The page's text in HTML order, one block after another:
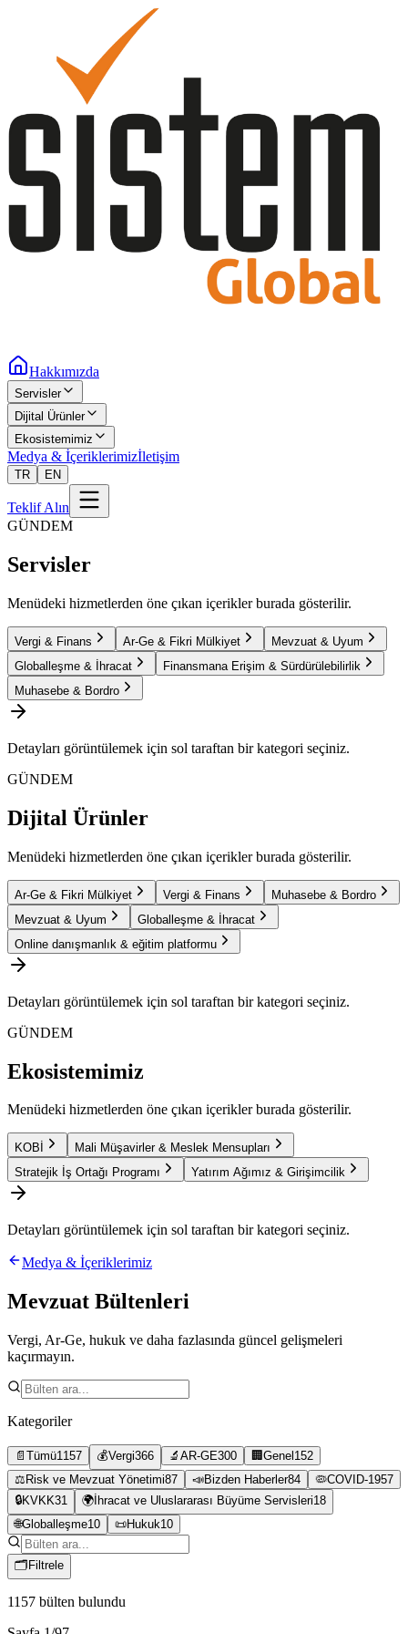
Hakkımızda
Servisler
Dijital Ürünler
Ekosistemimiz
Medya & İçeriklerimizİletişim
TR EN
Teklif Alın
GÜNDEM
Servisler
Menüdeki hizmetlerden öne çıkan içerikler burada gösterilir.
Vergi & Finans Ar-Ge & Fikri Mülkiyet
Mevzuat & Uyum
Globalleşme & İhracat
Finansmana Erişim & Sürdürülebilirlik
Muhasebe & Bordro
Detayları görüntülemek için sol taraftan bir kategori seçiniz.
GÜNDEM
Dijital Ürünler
Menüdeki hizmetlerden öne çıkan içerikler burada gösterilir.
Ar-Ge & Fikri Mülkiyet Vergi & Finans
Muhasebe & Bordro
Mevzuat & Uyum
Globalleşme & İhracat
Online danışmanlık & eğitim platformu
Detayları görüntülemek için sol taraftan bir kategori seçiniz.
GÜNDEM
Ekosistemimiz
Menüdeki hizmetlerden öne çıkan içerikler burada gösterilir.
KOBİ
Mali Müşavirler & Meslek Mensupları
Stratejik İş Ortağı Programı
Yatırım Ağımız & Girişimcilik
Detayları görüntülemek için sol taraftan bir kategori seçiniz.
Medya & İçeriklerimiz
Mevzuat Bültenleri
Vergi, Ar-Ge, hukuk ve daha fazlasında güncel gelişmeleri
kaçırmayın.
Kategoriler
📄 Tümü1157 💰Vergi366 🔬 AR-GE300 🏢 Genel 152
⚖️ Risk ve Mevzuat Yönetimi87 📣Bizden Haberler84 🦠COVID-1957
🔒KVKK31 🌍 İhracat ve Uluslararası Büyüme Servisleri18
🌐Globalleşme10 📜Hukuk10
🗂 Filtrele
1157 bülten bulundu